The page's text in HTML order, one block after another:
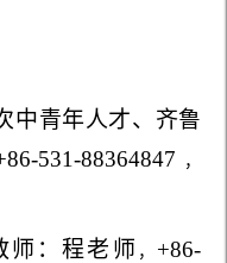
中青年人才、齐鲁
531-88364847 ，
师：程老师 ， +86-